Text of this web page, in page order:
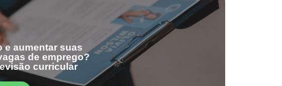
e aumentar suas
de emprego?
curricular